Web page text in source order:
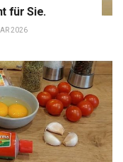
für Sie.
2026